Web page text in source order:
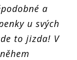
a
u svých
to jizda! V